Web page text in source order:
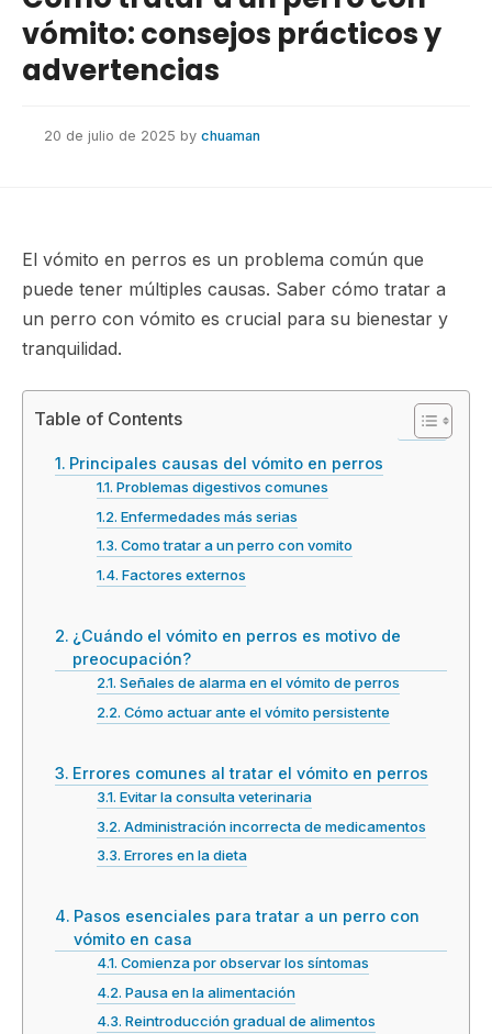
vómito: consejos prácticos y
advertencias
20 de julio de 2025 by chuaman
El vómito en perros es un problema común que
puede tener múltiples causas. Saber cómo tratar a
un perro con vómito es crucial para su bienestar y
tranquilidad.
Table of Contents
Principales causas del vómito en perros
Problemas digestivos comunes
Enfermedades más serias
Como tratar a un perro con vomito
Factores externos
¿Cuándo el vómito en perros es motivo de
preocupación?
Señales de alarma en el vómito de perros
Cómo actuar ante el vómito persistente
Errores comunes al tratar el vómito en perros
Evitar la consulta veterinaria
Administración incorrecta de medicamentos
Errores en la dieta
Pasos esenciales para tratar a un perro con
vómito en casa
Comienza por observar los síntomas
Pausa en la alimentación
Reintroducción gradual de alimentos